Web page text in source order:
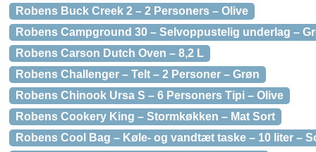
Robens Buck Creek 2 – 2 Personers – Olive
Robens Campground 30 – Selvoppustelig underlag –
Robens Carson Dutch Oven – 8,2 L
Robens Challenger – Telt – 2 Personer – Grøn
Robens Chinook Ursa S – 6 Personers Tipi – Olive
Robens Cookery King – Stormkøkken – Mat Sort
Robens Cool Bag – Køle- og vandtæt taske – 10 liter –